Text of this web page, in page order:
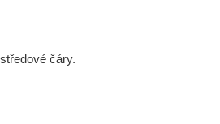
čáry.